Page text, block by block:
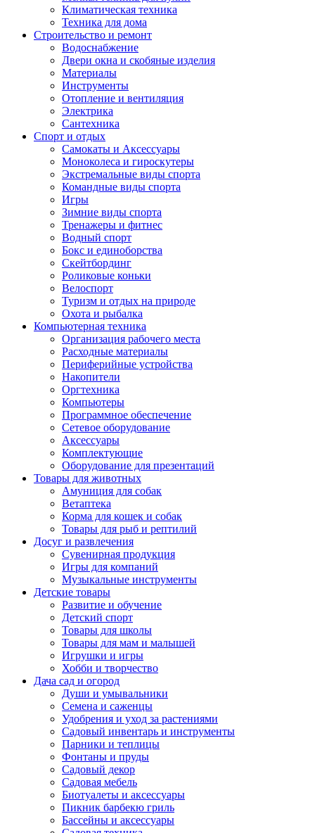
Климатическая техника
Техника для дома
Строительство и ремонт
Водоснабжение
Двери окна и скобяные изделия
Материалы
Инструменты
Отопление и вентиляция
Электрика
Сантехника
Спорт и отдых
Самокаты и Аксессуары
Моноколеса и гироскутеры
Экстремальные виды спорта
Командные виды спорта
Игры
Зимние виды спорта
Тренажеры и фитнес
Водный спорт
Бокс и единоборства
Скейтбординг
Роликовые коньки
Велоспорт
Туризм и отдых на природе
Охота и рыбалка
Компьютерная техника
Организация рабочего места
Расходные материалы
Периферийные устройства
Накопители
Оргтехника
Компьютеры
Программное обеспечение
Сетевое оборудование
Аксессуары
Комплектующие
Оборудование для презентаций
Товары для животных
Амуниция для собак
Ветаптека
Корма для кошек и собак
Товары для рыб и рептилий
Досуг и развлечения
Сувенирная продукция
Игры для компаний
Музыкальные инструменты
Детские товары
Развитие и обучение
Детский спорт
Товары для школы
Товары для мам и малышей
Игрушки и игры
Хобби и творчество
Дача сад и огород
Души и умывальники
Семена и саженцы
Удобрения и уход за растениями
Садовый инвентарь и инструменты
Парники и теплицы
Фонтаны и пруды
Садовый декор
Садовая мебель
Биотуалеты и аксессуары
Пикник барбекю гриль
Бассейны и аксессуары